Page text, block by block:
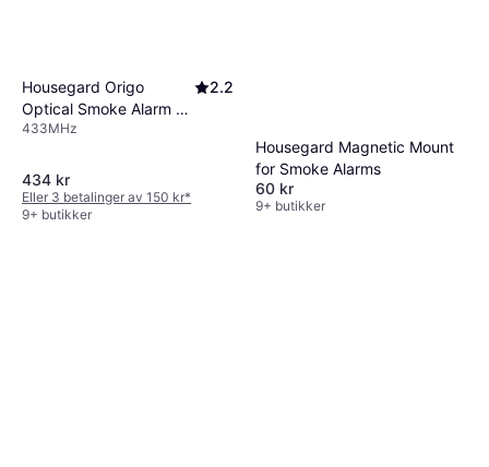
Housegard Origo
Optical Smoke Alarm 2-
Pack
2.2
433MHz
434 kr
Eller 3 betalinger av 150 kr*
9+ butikker
Housegard Magnetic Mount
for Smoke Alarms
60 kr
9+ butikker